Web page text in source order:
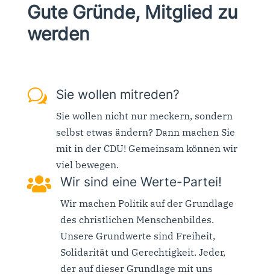
Gute Gründe, Mitglied zu
werden
w Sie wollen mitreden?
Sie wollen nicht nur meckern, sondern
selbst etwas ändern? Dann machen Sie
mit in der CDU! Gemeinsam können wir
viel bewegen.
 Wir sind eine Werte-Partei!
Wir machen Politik auf der Grundlage
des christlichen Menschenbildes.
Unsere Grundwerte sind Freiheit,
Solidarität und Gerechtigkeit. Jeder,
der auf dieser Grundlage mit uns